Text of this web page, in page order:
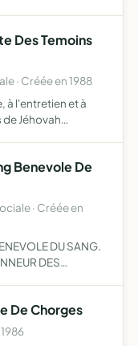
Des Temoins
· Créée en 1988
à l'entretien et à
Jéhovah
Benevole De
· Créée en
DU SANG.
DES
De Chorges